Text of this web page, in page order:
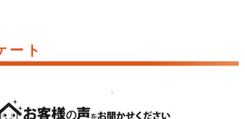
ート